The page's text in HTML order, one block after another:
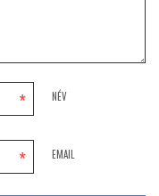
NÉV
*
EMAIL
*